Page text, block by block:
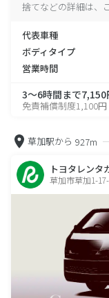
捨てなどの詳細は、
代表車種
ボディタイプ
営業時間
3～6時間まで7,150
免責補償制度1,100円
草加駅から 927m
トヨタレンタ
草加市草加1-